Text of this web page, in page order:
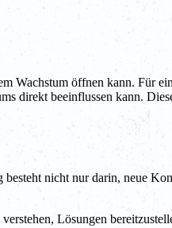
Wachstum öffnen kann. Für
direkt beeinflussen kann.
nicht nur darin, neue
Lösungen